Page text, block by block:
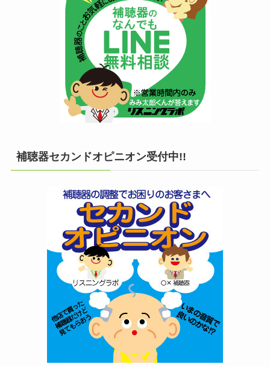
補聴器セカンドオピニオン受付中!!